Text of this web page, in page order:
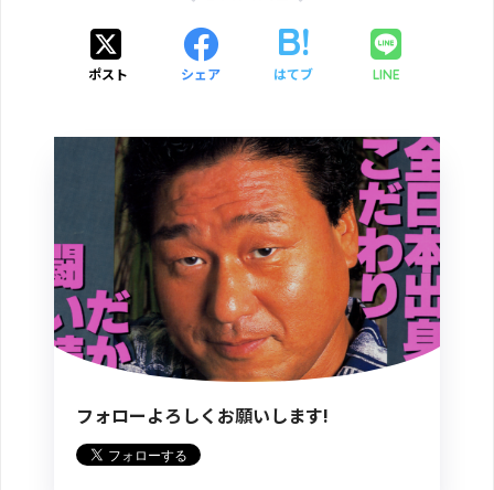
ポスト シェア はてブ LINE
フォローよろしくお願いします!